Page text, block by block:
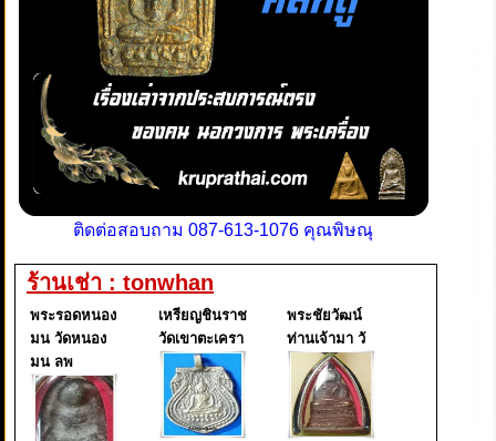
ติดต่อสอบถาม 087-613-1076 คุณพิษณุ
ร้านเช่า : tonwhan
พระรอดหนอง
มน วัดหนอง
มน ลพ
เหรียญชินราช
วัดเขาตะเครา
พระชัยวัฒน์
ท่านเจ้ามา วั